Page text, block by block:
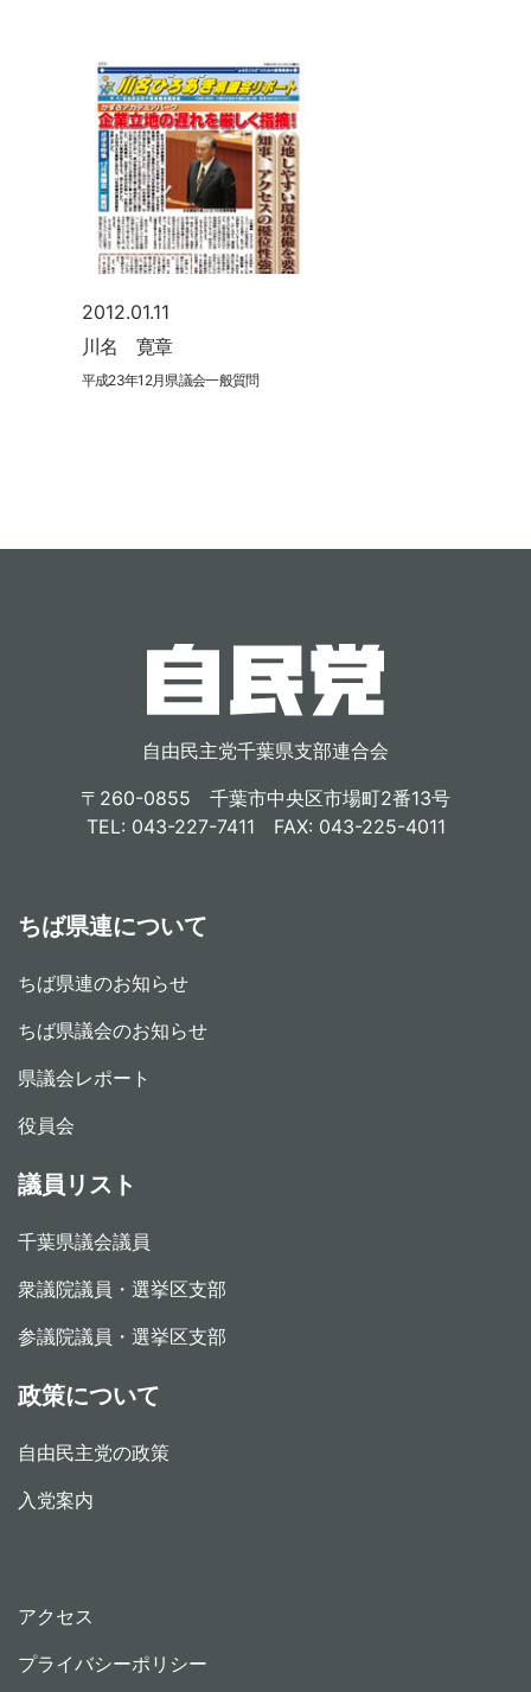
2012.01.11
川名 寛章
平成23年12月県議会一般質問
自由民主党千葉県支部連合会
〒260-0855 千葉市中央区市場町2番13号
TEL: 043-227-7411 FAX: 043-225-4011
ちば県連について
ちば県連のお知らせ
ちば県議会のお知らせ
県議会レポート
役員会
議員リスト
千葉県議会議員
衆議院議員・選挙区支部
参議院議員・選挙区支部
政策について
自由民主党の政策
入党案内
アクセス
プライバシーポリシー